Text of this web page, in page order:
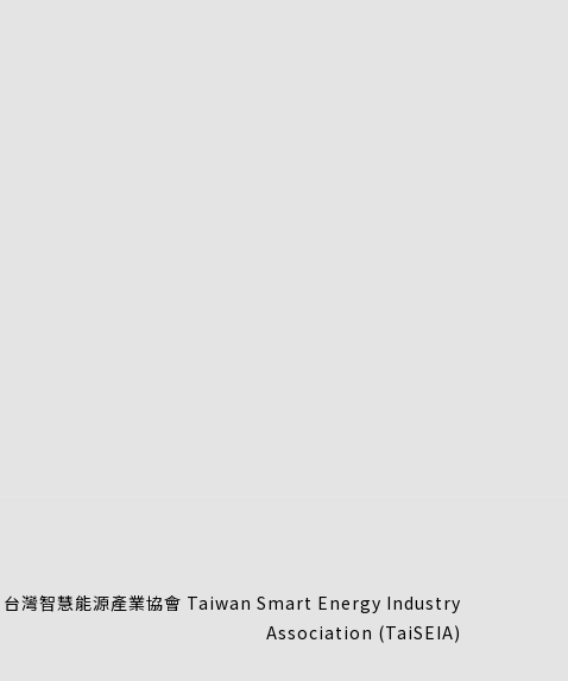
灣智慧能源產業協會 Taiwan Smart Energy Industry
Association (TaiSEIA)